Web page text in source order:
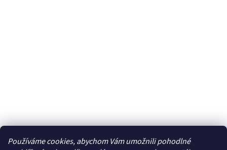
Používáme cookies, abychom Vám umožnili pohodlné
Sledovat na Instagramu